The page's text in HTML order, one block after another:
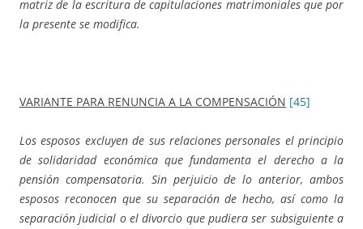
matriz de la escritura de capitulaciones matrimoniales que por
la presente se modifica.
VARIANTE PARA RENUNCIA A LA COMPENSACIÓN [45]
Los esposos excluyen de sus relaciones personales el principio
de solidaridad económica que fundamenta el derecho a la
pensión compensatoria. Sin perjuicio de lo anterior, ambos
esposos reconocen que su separación de hecho, así como la
separación judicial o el divorcio que pudiera ser subsiguiente a